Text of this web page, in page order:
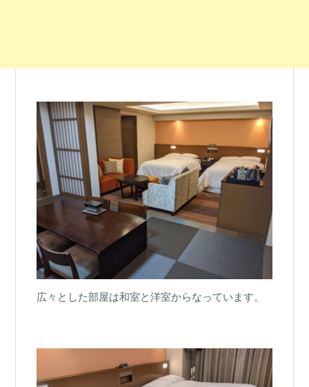
広々とした部屋は和室と洋室からなっています。